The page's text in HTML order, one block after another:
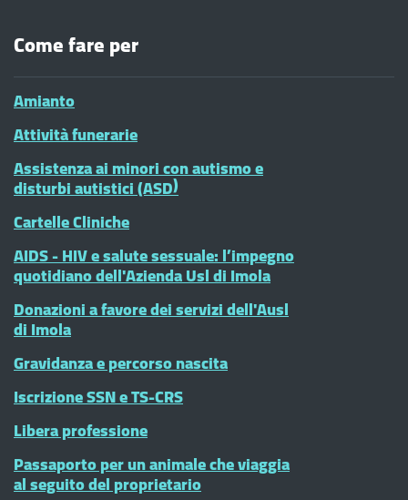
Come fare per
Amianto
Attività funerarie
Assistenza ai minori con autismo e
disturbi autistici (ASD)
Cartelle Cliniche
AIDS - HIV e salute sessuale: l’impegno
quotidiano dell'Azienda Usl di Imola
Donazioni a favore dei servizi dell'Ausl
di Imola
Gravidanza e percorso nascita
Iscrizione SSN e TS-CRS
Libera professione
Passaporto per un animale che viaggia
al seguito del proprietario